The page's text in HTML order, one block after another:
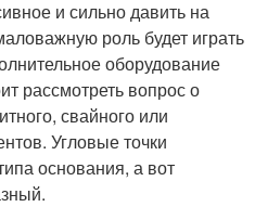
и сильно давить на
роль будет играть
оборудование
рассмотреть вопрос о
свайного или
Угловые точки
основания, а вот